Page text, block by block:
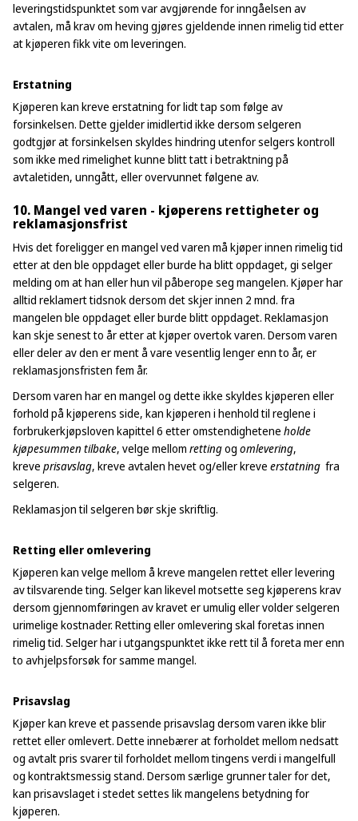
leveringstidspunktet som var avgjørende for inngåelsen av
avtalen, må krav om heving gjøres gjeldende innen rimelig tid etter
at kjøperen fikk vite om leveringen.
Erstatning
Kjøperen kan kreve erstatning for lidt tap som følge av
forsinkelsen. Dette gjelder imidlertid ikke dersom selgeren
godtgjør at forsinkelsen skyldes hindring utenfor selgers kontroll
som ikke med rimelighet kunne blitt tatt i betraktning på
avtaletiden, unngått, eller overvunnet følgene av.
10. Mangel ved varen - kjøperens rettigheter og
reklamasjonsfrist
Hvis det foreligger en mangel ved varen må kjøper innen rimelig tid
etter at den ble oppdaget eller burde ha blitt oppdaget, gi selger
melding om at han eller hun vil påberope seg mangelen. Kjøper har
alltid reklamert tidsnok dersom det skjer innen 2 mnd. fra
mangelen ble oppdaget eller burde blitt oppdaget. Reklamasjon
kan skje senest to år etter at kjøper overtok varen. Dersom varen
eller deler av den er ment å vare vesentlig lenger enn to år, er
reklamasjonsfristen fem år.
Dersom varen har en mangel og dette ikke skyldes kjøperen eller
forhold på kjøperens side, kan kjøperen i henhold til reglene i
forbrukerkjøpsloven kapittel 6 etter omstendighetene holde
kjøpesummen tilbake, velge mellom rettingog omlevering,
kreve prisavslag, kreve avtalen hevet og/eller kreve erstatning fra
selgeren.
Reklamasjon til selgeren bør skje skriftlig.
Retting eller omlevering
Kjøperen kan velge mellom å kreve mangelen rettet eller levering
av tilsvarende ting. Selger kan likevel motsette seg kjøperens krav
dersom gjennomføringen av kravet er umulig eller volder selgeren
urimelige kostnader. Retting eller omlevering skal foretas innen
rimelig tid. Selger har i utgangspunktet ikke rett til å foreta mer enn
to avhjelpsforsøk for samme mangel.
Prisavslag
Kjøper kan kreve et passende prisavslag dersom varen ikke blir
rettet eller omlevert. Dette innebærer at forholdet mellom nedsatt
og avtalt pris svarer til forholdet mellom tingens verdi i mangelfull
og kontraktsmessig stand. Dersom særlige grunner taler for det,
kan prisavslaget i stedet settes lik mangelens betydning for
kjøperen.